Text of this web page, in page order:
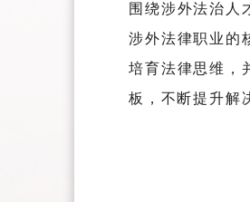
围绕涉外法治人
涉外法律职业的
培育法律思维，
板，不断提升解